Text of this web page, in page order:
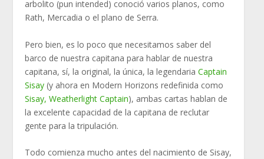
arbolito (pun intended) conoció varios planos, como
Rath, Mercadia o el plano de Serra.
Pero bien, es lo poco que necesitamos saber del
barco de nuestra capitana para hablar de nuestra
capitana, sí, la original, la única, la legendariaCaptain
Sisay (y ahora en Modern Horizons redefinida como
Sisay, Weatherlight Captain), ambas cartas hablan de
la excelente capacidad de la capitana de reclutar
gente para la tripulación.
Todo comienza mucho antes del nacimiento de Sisay,